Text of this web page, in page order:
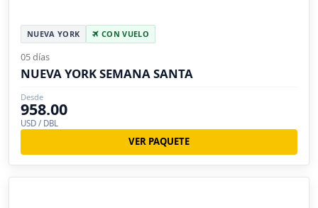
NUEVA YORK CON VUELO
05 días
NUEVA YORK SEMANA SANTA
Desde
958.00
USD / DBL
VER PAQUETE